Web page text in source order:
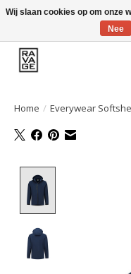
EEN GROOT ASSORTIMENT
Home / Everywear
Wij slaan cookies op om onze
Nee